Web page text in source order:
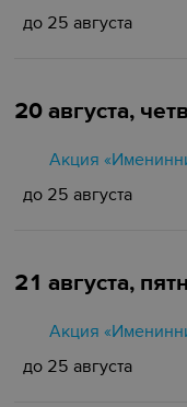
до 25 августа
20 августа,
Акция
до 25 августа
21 августа,
Акция
до 25 августа